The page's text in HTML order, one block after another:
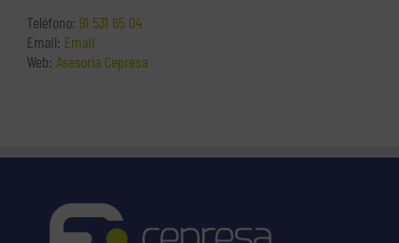
Teléfono: 91 531 65 04
Email: Email
Web: Asesoría Cepresa